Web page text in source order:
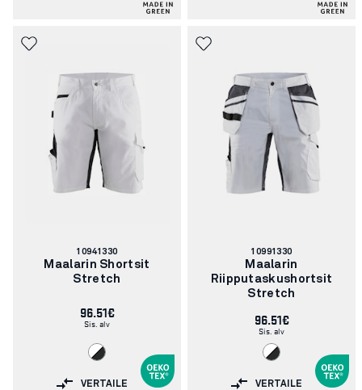
Tuotenumero:
10941330
Maalarin Shortsit
Stretch
96.51€
Sis. alv
VERTAILE
Tuotenumero:
10991330
Maalarin
Riipputaskushortsit
Stretch
96.51€
Sis. alv
VERTAILE